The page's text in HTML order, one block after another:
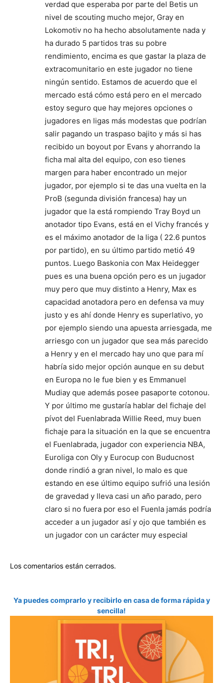
verdad que esperaba por parte del Betis un
nivel de scouting mucho mejor, Gray en
Lokomotiv no ha hecho absolutamente nada y
ha durado 5 partidos tras su pobre
rendimiento, encima es que gastar la plaza de
extracomunitario en este jugador no tiene
ningún sentido. Estamos de acuerdo que el
mercado está cómo está pero en el mercado
estoy seguro que hay mejores opciones o
jugadores en ligas más modestas que podrían
salir pagando un traspaso bajito y más si has
recibido un boyout por Evans y ahorrando la
ficha mal alta del equipo, con eso tienes
margen para haber encontrado un mejor
jugador, por ejemplo si te das una vuelta en la
ProB (segunda división francesa) hay un
jugador que la está rompiendo Tray Boyd un
anotador tipo Evans, está en el Vichy francés y
es el máximo anotador de la liga ( 22.6 puntos
por partido), en su último partido metió 49
puntos. Luego Baskonia con Max Heidegger
pues es una buena opción pero es un jugador
muy pero que muy distinto a Henry, Max es
capacidad anotadora pero en defensa va muy
justo y es ahí donde Henry es superlativo, yo
por ejemplo siendo una apuesta arriesgada, me
arriesgo con un jugador que sea más parecido
a Henry y en el mercado hay uno que para mí
habría sido mejor opción aunque en su debut
en Europa no le fue bien y es Emmanuel
Mudiay que además posee pasaporte cotonou.
Y por último me gustaría hablar del fichaje del
pívot del Fuenlabrada Willie Reed, muy buen
fichaje para la situación en la que se encuentra
el Fuenlabrada, jugador con experiencia NBA,
Euroliga con Oly y Eurocup con Buducnost
donde rindió a gran nivel, lo malo es que
estando en ese último equipo sufrió una lesión
de gravedad y lleva casi un año parado, pero
claro si no fuera por eso el Fuenla jamás podría
acceder a un jugador así y ojo que también es
un jugador con un carácter muy especial
Los comentarios están cerrados.
Ya puedes comprarlo y recibirlo en casa de forma rápida y
sencilla!